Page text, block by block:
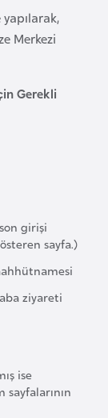
Merkezi
Gerekli
girişi
sayfa.)
ziyareti
ise